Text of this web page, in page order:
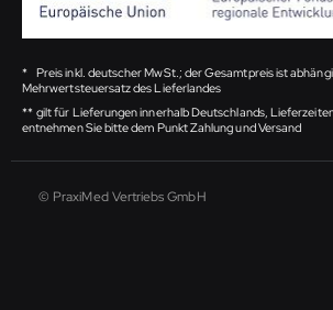
* Preis inkl. deutscher MwSt.; der Gesamtpreis ist
Mehrwertsteuersatz des Lieferlandes
** gilt für Lieferungen innerhalb Deutschlands,
entnehmen Sie bitte dem Punkt Zahlung und Versand
© PraxiMed Vertriebs GmbH